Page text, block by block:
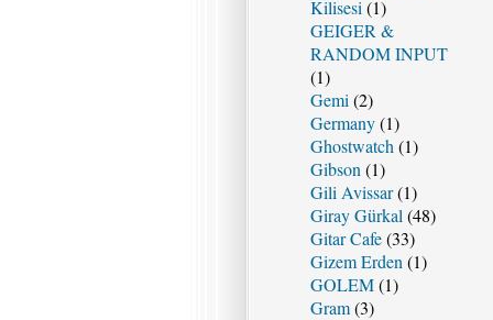
Kilisesi (1)
GEIGER &
RANDOM INPUT
(1)
Gemi (2)
Germany(1)
Ghostwatch (1)
Gibson (1)
Gili Avissar(1)
Giray Gürkal (48)
Gitar Cafe(33)
Gizem Erden (1)
GOLEM(1)
Gram(3)